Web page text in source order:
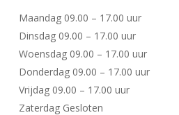
Maandag 09.00 – 17.00 uur
Dinsdag 09.00 – 17.00 uur
Woensdag 09.00 – 17.00 uur
Donderdag 09.00 – 17.00 uur
Vrijdag 09.00 – 17.00 uur
Zaterdag Gesloten